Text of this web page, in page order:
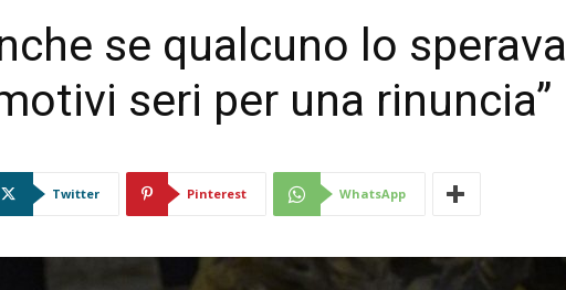
Voce
se qualcuno lo sperava
seri per una rinuncia”
Twitter Pinterest WhatsApp